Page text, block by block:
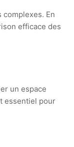
En
efficace des
un espace
essentiel pour